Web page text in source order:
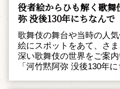
役者絵からひも解く歌
弥 没後130年にちなんで
歌舞伎の舞台や当時の人
絵にスポットをあて、さ
深い歌舞伎の世界をご案
「河竹黙阿弥 没後130年